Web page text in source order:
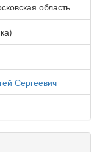
область
Сергеевич